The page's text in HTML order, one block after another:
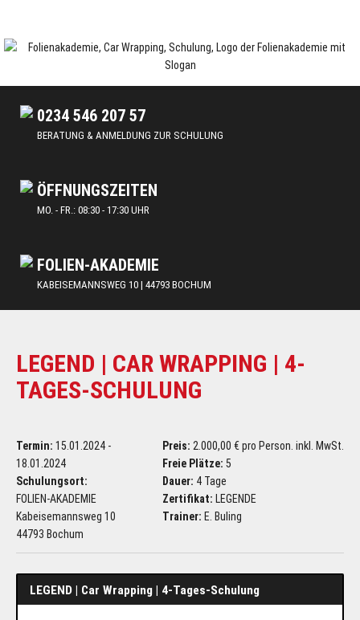
content
FOLIENAKADEMIE
0234 546 207 57
BERATUNG & ANMELDUNG ZUR SCHULUNG
ÖFFNUNGSZEITEN
MO. - FR.: 08:30 - 17:30 UHR
FOLIEN-AKADEMIE
KABEISEMANNSWEG 10 | 44793 BOCHUM
LEGEND | CAR WRAPPING | 4-
TAGES-SCHULUNG
Termin: 15.01.2024 -
18.01.2024
Schulungsort:
FOLIEN-AKADEMIE
Kabeisemannsweg 10
44793 Bochum
Preis: 2.000,00 € pro Person. inkl. MwSt.
Freie Plätze: 5
Dauer: 4 Tage
Zertifikat: LEGENDE
Trainer: E. Buling
LEGEND | Car Wrapping | 4-Tages-Schulung